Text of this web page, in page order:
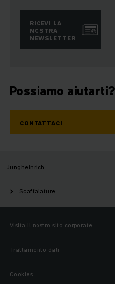
RICEVI LA
NOSTRA
NEWSLETTER
Possiamo aiutarti?
CONTATTACI
Jungheinrich
Scaffalature
Visita il nostro sito corporate
Trattamento dati
Cookies